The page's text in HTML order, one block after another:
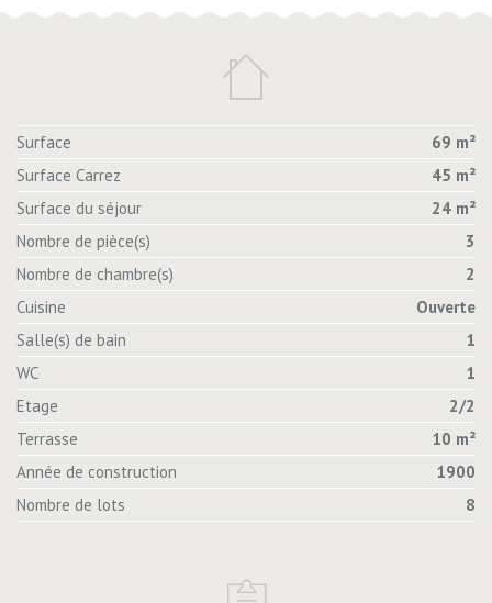
Surface
69 m²
Surface Carrez
45 m²
Surface du séjour
24 m²
Nombre de pièce(s)
3
Nombre de chambre(s)
2
Cuisine
Ouverte
Salle(s) de bain
1
WC
1
Etage
2/2
Terrasse
10 m²
Année de construction
1900
Nombre de lots
8